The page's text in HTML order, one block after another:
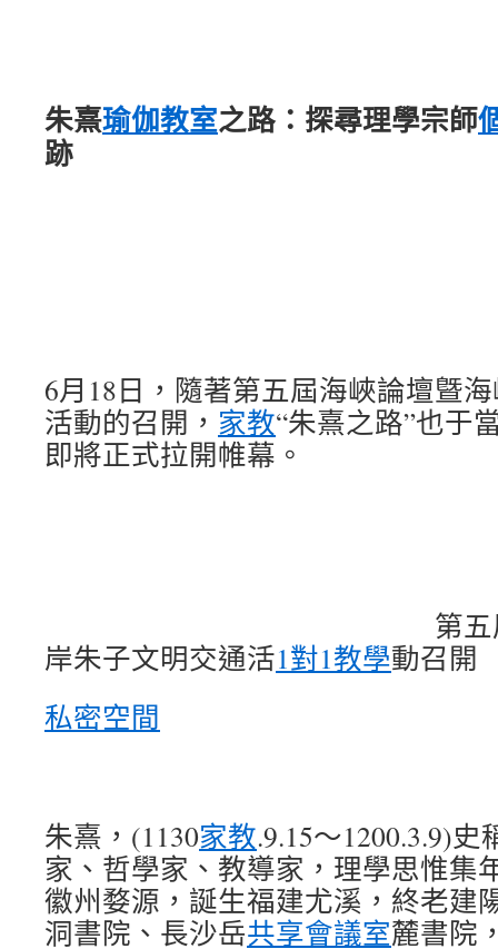
朱熹瑜伽教室之路：探尋理學宗師
跡
6月18日，隨著第五屆海峽論壇曁
活動的召開， 家教“朱熹之路”也于
即將正式拉開帷幕。
第五屆海峽論
岸朱子文明交通活1對1教學動召開
私密空間
朱熹，(1130家教.9.15～1200.3.9)
家、哲學家、教導家，理學思惟集
徽州婺源，誕生福建尤溪，終老建
洞書院、長沙岳共享會議室麓書院